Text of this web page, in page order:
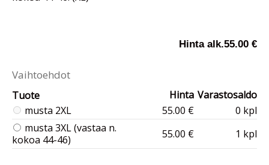
Hinta alk.55.00 €
Vaihtoehdot
Tuote Hinta Varastosaldo
musta 2XL
55.00 €
0 kpl
musta 3XL (vastaa n.
kokoa 44-46)
55.00 € 1 kpl